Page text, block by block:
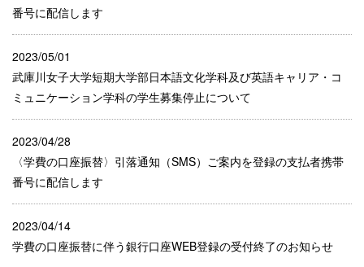
番号に配信します
2023/05/01
武庫川女子大学短期大学部日本語文化学科及び英語キャリア・コ
ミュニケーション学科の学生募集停止について
2023/04/28
〈学費の口座振替〉引落通知（SMS）ご案内を登録の支払者携帯
番号に配信します
2023/04/14
学費の口座振替に伴う銀行口座WEB登録の受付終了のお知らせ